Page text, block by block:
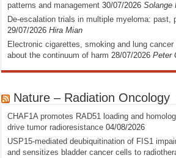
patterns and management 30/07/2026 Solange
De-escalation trials in multiple myeloma: past,
29/07/2026 Hira Mian
Electronic cigarettes, smoking and lung
about the continuum of harm 28/07/2026 Peter
Nature – Radiation Oncology
CHAF1A promotes RAD51 loading and
drive tumor radioresistance 04/08/2026
USP15-mediated deubiquitination of FIS1
and sensitizes bladder cancer cells to